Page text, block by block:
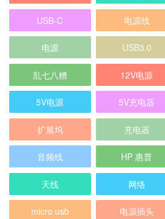
USB-C 电源线
电源 USB3.0
乱七八糟 12V电源
5V电源 5V充电器
扩展坞 充电器
音频线 HP 惠普
天线 网络
micro usb 电源插头